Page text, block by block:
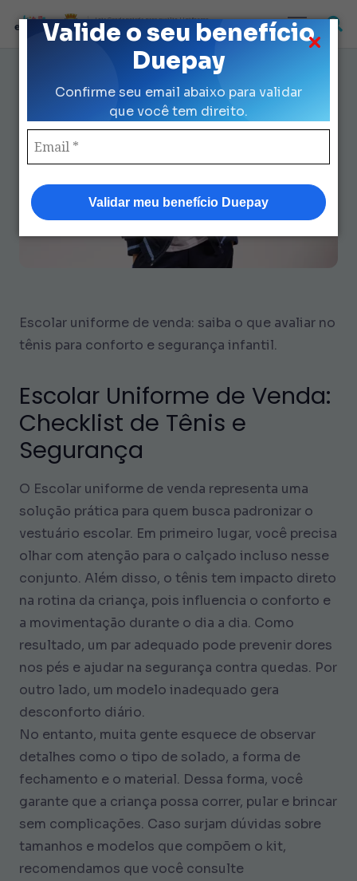
Valide o seu benefício
Duepay
Confirme seu email abaixo para validar
que você tem direito.
Validar meu benefício Duepay
Loja Credenciada para auxilio Uniforme
e Kit Escolar da Prefeitura de São Paulo
Escolar Uniforme de Venda: 7
Dicas para Conforto e
Segurança
Escolar uniforme de venda: saiba o que avaliar no
tênis para conforto e segurança infantil.
Escolar Uniforme de Venda:
Checklist de Tênis e
Segurança
O Escolar uniforme de venda representa uma
solução prática para quem busca padronizar o
vestuário escolar. Em primeiro lugar, você precisa
olhar com atenção para o calçado incluso nesse
conjunto. Além disso, o tênis tem impacto direto
na rotina da criança, pois influencia o conforto e
a movimentação durante o dia a dia. Como
resultado, um par adequado pode prevenir dores
nos pés e ajudar na segurança contra quedas. Por
outro lado, um modelo inadequado gera
desconforto diário.
No entanto, muita gente esquece de observar
detalhes como o tipo de solado, a forma de
fechamento e o material. Dessa forma, você
garante que a criança possa correr, pular e brincar
sem complicações. Caso surjam dúvidas sobre
tamanhos e modelos que compõem o kit,
recomendamos que você consulte